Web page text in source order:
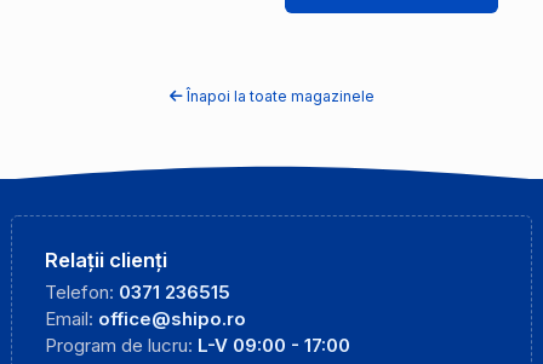
Înapoi la toate magazinele
Relații clienți
Telefon: 0371 236515
Email: office@shipo.ro
Program de lucru: L-V 09:00 - 17:00